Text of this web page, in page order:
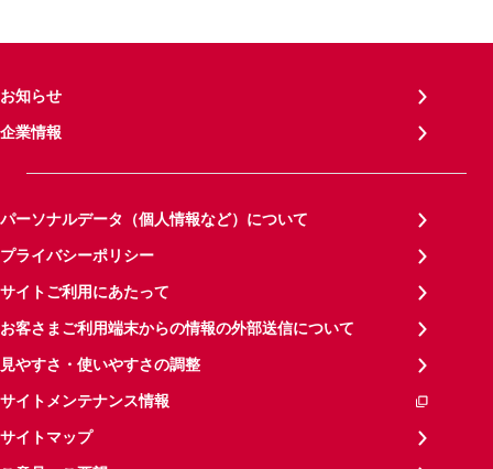
お知らせ
企業情報
パーソナルデータ（個人情報など）について
プライバシーポリシー
サイトご利用にあたって
お客さまご利用端末からの情報の外部送信について
見やすさ・使いやすさの調整
サイトメンテナンス情報
サイトマップ